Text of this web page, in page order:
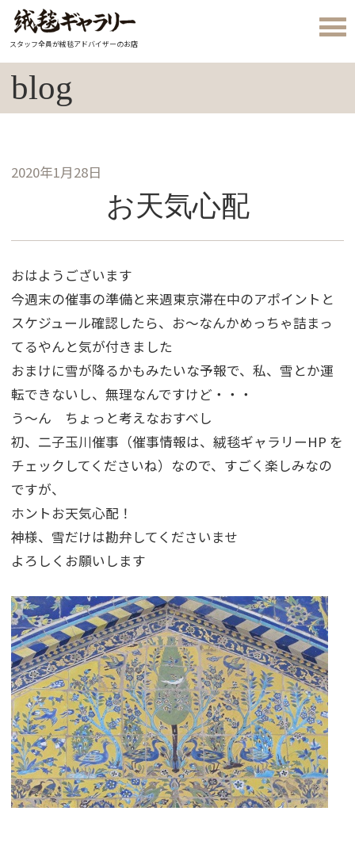
スタッフ全員が絨毯アドバイザーのお店
blog
2020年1月28日
お天気心配
おはようございます
今週末の催事の準備と来週東京滞在中のアポイントと
スケジュール確認したら、お～なんかめっちゃ詰まっ
てるやんと気が付きました
おまけに雪が降るかもみたいな予報で、私、雪とか運
転できないし、無理なんですけど・・・
う～ん ちょっと考えなおすべし
初、二子玉川催事（催事情報は、絨毯ギャラリーHP を
チェックしてくださいね）なので、すごく楽しみなの
ですが、
ホントお天気心配！
神様、雪だけは勘弁してくださいませ
よろしくお願いします